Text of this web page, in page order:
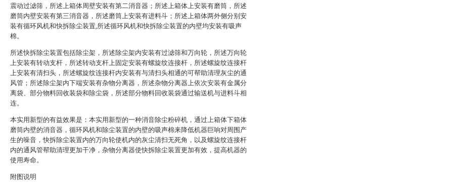
震动过滤筛，所述上箱体周壁安装有第二消音器；所述上箱体上安装有磨筒，所述
磨筒内壁安装有第三消音器，所述磨筒上安装有进料斗；所述上箱体两外侧分别安
装有循环风机和快拆除尘装置,所述循环风机和快拆除尘装置的内壁均安装有吸声
棉。
所述快拆除尘装置包括除尘架，所述除尘架内安装有过滤筛和万向轮，所述万向轮
上安装有转动支杆，所述转动支杆上固定安装有螺旋纹连接杆，所述螺旋纹连接杆
上安装有清扫头，所述螺旋纹连接杆内安装有与清扫头相通的可帮助清理灰尘的通
风管；所述除尘架内下端安装有杂物分离器，所述杂物分离器上依次安装有金属分
离袋、部分物料回收装袋和除尘袋，所述部分物料回收装袋通过输送机与进料斗相
连。
本实用新型的有益效果是：本实用新型的一种消音除尘粉碎机，通过上箱体下箱体
磨筒内壁的消音器，循环风机和除尘装置的内壁的吸声棉来降低机器巨响对周围产
生的噪音，快拆除尘装置内的万向轮使机内的灰尘清扫无死角，以及螺旋纹连接杆
内的通风管帮助清理更加干净，杂物分离器使快拆除尘装置更加有效，提高机器的
使用寿命。
附图说明